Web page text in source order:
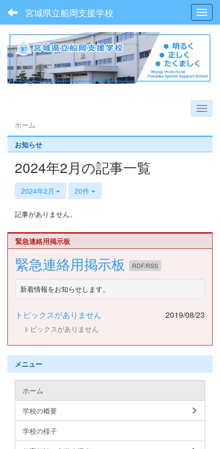
宮城県立船岡支援学校
ホーム
お知らせ
2024年2月の記事一覧
2024年2月 20件
記事がありません。
緊急連絡用掲示板
緊急連絡用掲示板 RDF/RSS
新着情報をお知らせします。
トピックスがありません 2019/08/23
トピックスがありません
メニュー
ホーム
学校の概要
学校の様子